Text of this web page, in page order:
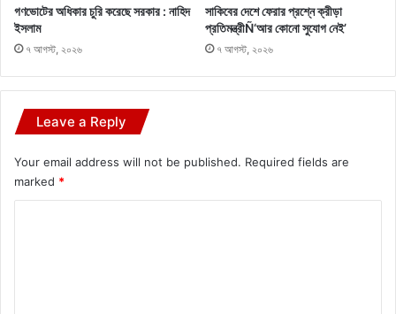
গণভোটের অধিকার চুরি করেছে সরকার : নাহিদ
ইসলাম
৭ আগস্ট, ২০২৬
সাকিবের দেশে ফেরার প্রশ্নে ক্রীড়া
প্রতিমন্ত্রীÑ‘আর কোনো সুযোগ নেই’
৭ আগস্ট, ২০২৬
Leave a Reply
Your email address will not be published. Required fields are
marked *